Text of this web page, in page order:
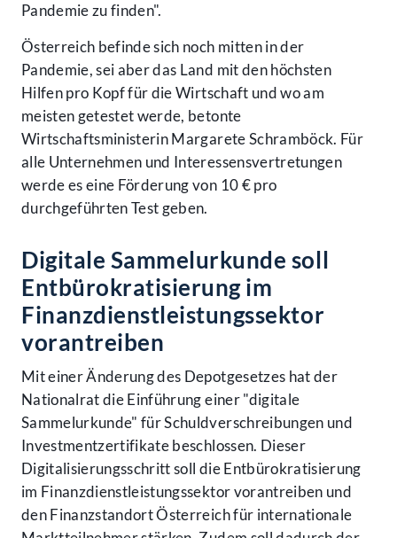
Pandemie zu finden".
Österreich befinde sich noch mitten in der
Pandemie, sei aber das Land mit den höchsten
Hilfen pro Kopf für die Wirtschaft und wo am
meisten getestet werde, betonte
Wirtschaftsministerin Margarete Schramböck. Für
alle Unternehmen und Interessensvertretungen
werde es eine Förderung von 10 € pro
durchgeführten Test geben.
Digitale Sammelurkunde soll
Entbürokratisierung im
Finanzdienstleistungssektor
vorantreiben
Mit einer Änderung des Depotgesetzes hat der
Nationalrat die Einführung einer "digitale
Sammelurkunde" für Schuldverschreibungen und
Investmentzertifikate beschlossen. Dieser
Digitalisierungsschritt soll die Entbürokratisierung
im Finanzdienstleistungssektor vorantreiben und
den Finanzstandort Österreich für internationale